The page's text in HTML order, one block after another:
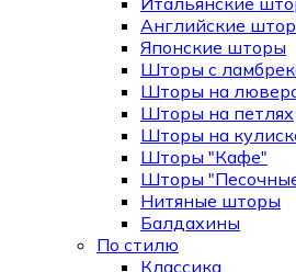
Английские
Японские шторы
Шторы с
Шторы на
Шторы на петлях
Шторы на
Шторы "Кафе"
Шторы
Нитяные шторы
Балдахины
По стилю
Классика